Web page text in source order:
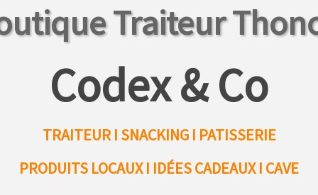
Traiteur
Codex & Co
TRAITEUR I SNACKING I PATISSERIE
PRODUITS LOCAUXI IDÉES CADEAUX I CAVE